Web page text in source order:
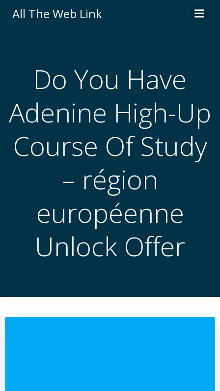
All The Web Link
Do You Have
Adenine High-Up
Course Of Study
– région
européenne
Unlock Offer